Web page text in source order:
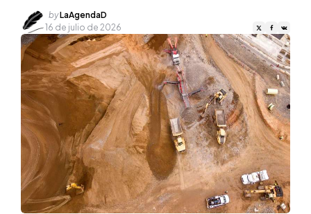
Posted
by
byLaAgendaD
16 de julio de 2026